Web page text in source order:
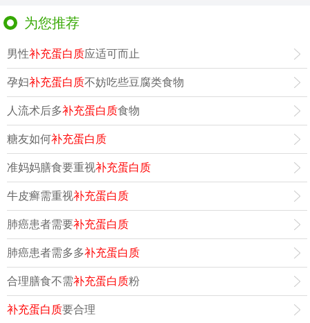
为您推荐
男性补充蛋白质应适可而止
孕妇补充蛋白质不妨吃些豆腐类食物
人流术后多补充蛋白质食物
糖友如何补充蛋白质
准妈妈膳食要重视补充蛋白质
牛皮癣需重视补充蛋白质
肺癌患者需要补充蛋白质
肺癌患者需多多补充蛋白质
合理膳食不需补充蛋白质粉
补充蛋白质要合理